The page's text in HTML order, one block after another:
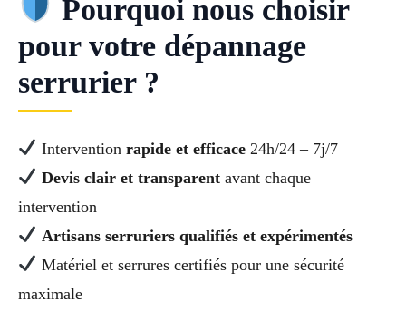
Pourquoi nous choisir
pour votre dépannage
serrurier ?
Intervention rapide et efficace24h/24 – 7j/7
Devis clair et transparentavant chaque
intervention
Artisans serruriers qualifiés et expérimentés
Matériel et serrures certifiés pour une sécurité
maximale